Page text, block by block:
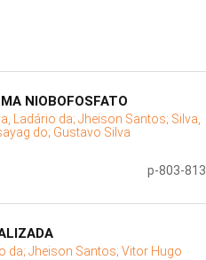
NIOBOFOSFATO
Ladário da; Jheison Santos; Silva,
do; Gustavo Silva
p-803-813
da; Jheison Santos; Vitor Hugo